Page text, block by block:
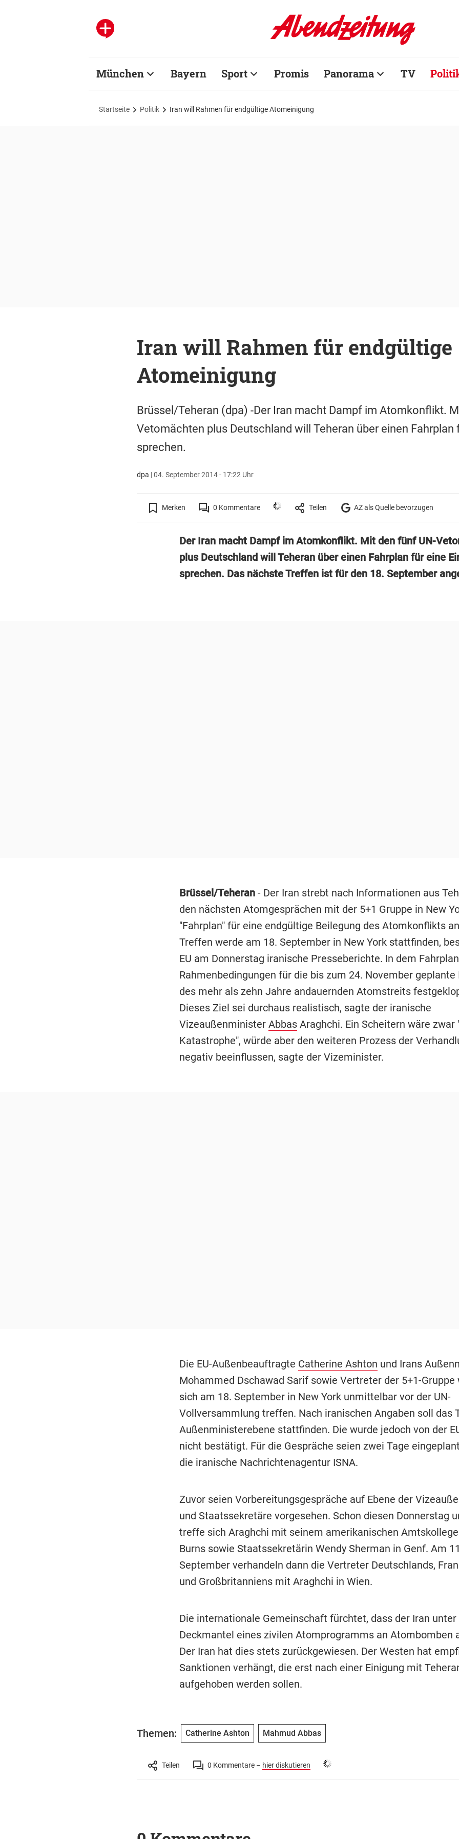
München Bayern Sport Promis Panorama TV
Startseite Politik Iran will Rahmen für endgültige Atomeinigung
Iran will Rahmen für endgültige
Atomeinigung
Brüssel/Teheran (dpa) -Der Iran macht Dampf im Atomkonflikt.
Vetomächten plus Deutschland will Teheran über einen Fahrplan
sprechen.
dpa |04. September 2014 - 17:22 Uhr
Merken 0 Kommentare Teilen AZ als Quelle bevorzugen
Der Iran macht Dampf im Atomkonflikt. Mit den fünf UN-
plus Deutschland will Teheran über einen Fahrplan für eine
sprechen. Das nächste Treffen ist für den 18. September
Brüssel/Teheran- Der Iran strebt nach Informationen aus
den nächsten Atomgesprächen mit der 5+1 Gruppe in New
"Fahrplan" für eine endgültige Beilegung des Atomkonflikts
Treffen werde am 18. September in New York stattfinden,
EU am Donnerstag iranische Presseberichte. In dem
Rahmenbedingungen für die bis zum 24. November geplante
des mehr als zehn Jahre andauernden Atomstreits
Dieses Ziel sei durchaus realistisch, sagte der iranische
Vizeaußenminister AbbasAraghchi. Ein Scheitern wäre zwar
Katastrophe", würde aber den weiteren Prozess der
negativ beeinflussen, sagte der Vizeminister.
Die EU-Außenbeauftragte Catherine Ashton und Irans
Mohammed Dschawad Sarif sowie Vertreter der 5+1-Gruppe
sich am 18. September in New York unmittelbar vor der UN-
Vollversammlung treffen. Nach iranischen Angaben soll das
Außenministerebene stattfinden. Die wurde jedoch von der
nicht bestätigt. Für die Gespräche seien zwei Tage
die iranische Nachrichtenagentur ISNA.
Zuvor seien Vorbereitungsgespräche auf Ebene der
und Staatssekretäre vorgesehen. Schon diesen Donnerstag
treffe sich Araghchi mit seinem amerikanischen
Burns sowie Staatssekretärin Wendy Sherman in Genf. Am
September verhandeln dann die Vertreter Deutschlands,
und Großbritanniens mit Araghchi in Wien.
Die internationale Gemeinschaft fürchtet, dass der Iran unter
Deckmantel eines zivilen Atomprogramms an Atombomben
Der Iran hat dies stets zurückgewiesen. Der Westen hat
Sanktionen verhängt, die erst nach einer Einigung mit
aufgehoben werden sollen.
Themen: Catherine Ashton Mahmud Abbas
Teilen 0 Kommentare – hier diskutieren